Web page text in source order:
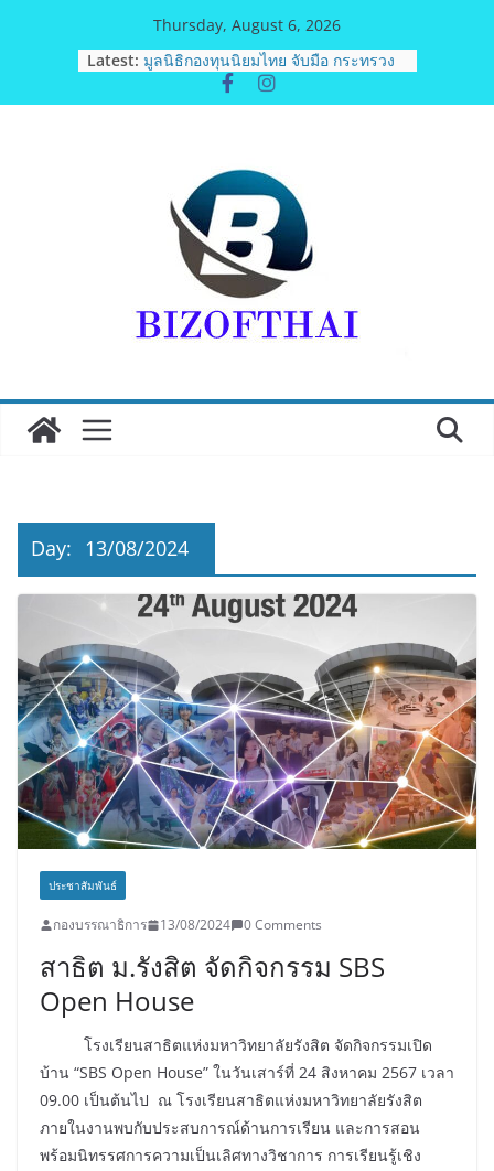
Thursday, August 6, 2026
Latest: มูลนิธิกองทุนนิยมไทย จับมือ กระทรวง
วัฒนธรรม แถลงเปิดตัวโครงการ
ประกวดอัตลักษณ์อาหารภูมิภาค “รสถิ่น
BEDO เดินหน้าจัดกิจกรรมเจรจาธุรกิจ
“BIO TRADE CONNECT 2026”ยกระดับ
ผลิตภัณฑ์ท้องถิ่นสู่ตลาดเชิงพาณิชย์
อย่างยั่งยืน
อดีตแข้งดังทีมชาติ ยุคบุกเบิก “วัดสุ
ทธิฯ”รวมพลงาน “สิงห์สะพานปลา” คืน
ถิ่น 8 ส.ค.นี้
“นายกแก้ว”จากยูยิตสูชนะขาดนั่งบอร์ด
การกีฬาเป็นสมัยที่สอง
Day: 13/08/2024
ประชาสัมพันธ์
กองบรรณาธิการ 13/08/2024 0 Comments
สาธิต ม.รังสิต จัดกิจกรรม SBS
Open House
โรงเรียนสาธิตแห่งมหาวิทยาลัยรังสิต จัดกิจกรรมเปิด
บ้าน “SBS Open House” ในวันเสาร์ที่ 24 สิงหาคม 2567 เวลา
09.00 เป็นต้นไป ณ โรงเรียนสาธิตแห่งมหาวิทยาลัยรังสิต
ภายในงานพบกับประสบการณ์ด้านการเรียน และการสอน
พร้อมนิทรรศการความเป็นเลิศทางวิชาการ การเรียนรู้เชิง